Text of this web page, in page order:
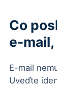
Co
e-mail,
E-mail
Uveďte